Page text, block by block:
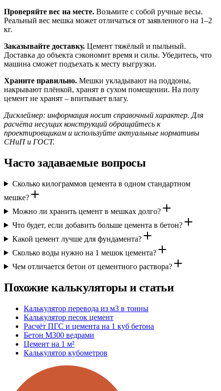
Проверяйте вес на месте. Возьмите с собой ручные весы.
Реальный вес мешка может отличаться от заявленного на 1–2
кг.
Заказывайте доставку. Цемент тяжёлый и пыльный.
Доставка до объекта сэкономит время и силы. Убедитесь, что
машина сможет подъехать к месту выгрузки.
Храните правильно. Мешки укладывают на поддоны,
накрывают плёнкой, хранят в сухом помещении. На полу
цемент не хранят – впитывает влагу.
Дисклеймер: информация носит справочный характер. Для
расчёта несущих конструкций обращайтесь к
проектировщикам и используйте актуальные нормативы
СНиП и ГОСТ.
Часто задаваемые вопросы
Сколько килограммов цемента в одном стандартном
мешке?
Можно ли хранить цемент в мешках долго?
Что будет, если добавить больше цемента в бетон?
Какой цемент лучше для фундамента?
Сколько воды нужно на 1 мешок цемента?
Чем отличается бетон от цементного раствора?
Похожие калькуляторы и статьи
Калькулятор перевода из м3 в тонны
Калькулятор песок цемент
Расчёт ПГС и цемента на 1 куб бетона
Бетон М300 ведрами
Цемент на 1 м²
Калькулятор кубометров